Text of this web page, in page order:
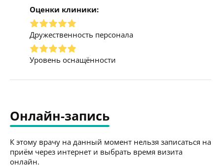
Оценки клиники:
Дружественность персонала
Уровень оснащённости
Онлайн-запись
К этому врачу на данный момент нельзя записаться на
приём через интернет и выбрать время визита
онлайн.